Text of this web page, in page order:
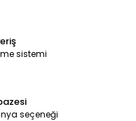
sistemi
seçeneği